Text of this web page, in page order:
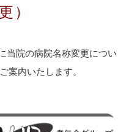
）
院の病院名称変更につい
案内いたします。